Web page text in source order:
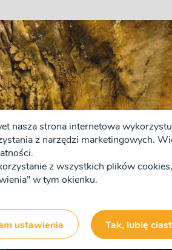
nasza strona internetowa
z narzędzi marketingowych.
z wszystkich plików
w tym okienku.
ustawienia Tak, lubię